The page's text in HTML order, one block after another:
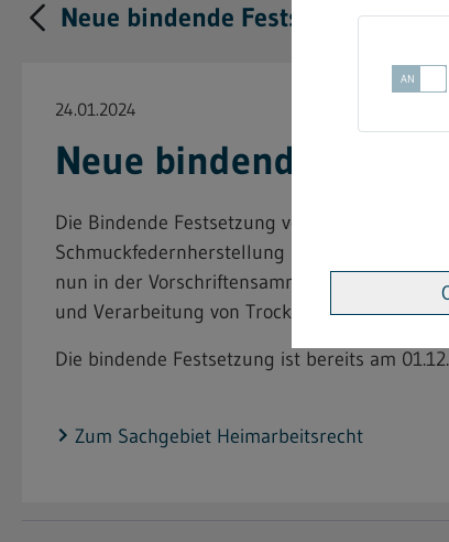
Neue bindende Festsetzung im
24.01.2024
Neue bindende
Die Bindende Festsetzung vom 18. Oktober
Schmuckfedernherstellung und die Be- und
nun in der Vorschriftensammlung der
und Verarbeitung von Trockenblumen"
Die bindende Festsetzung ist bereits am
Zum Sachgebiet Heimarbeitsrecht